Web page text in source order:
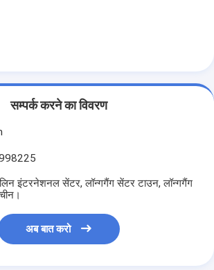
पैक
बैटरी
बैटरी
सम्पर्क करने का विवरण
इंटरनेशनल सेंटर, लॉन्गगैंग सेंटर टाउन, लॉन्गगैंग
अब बात करो